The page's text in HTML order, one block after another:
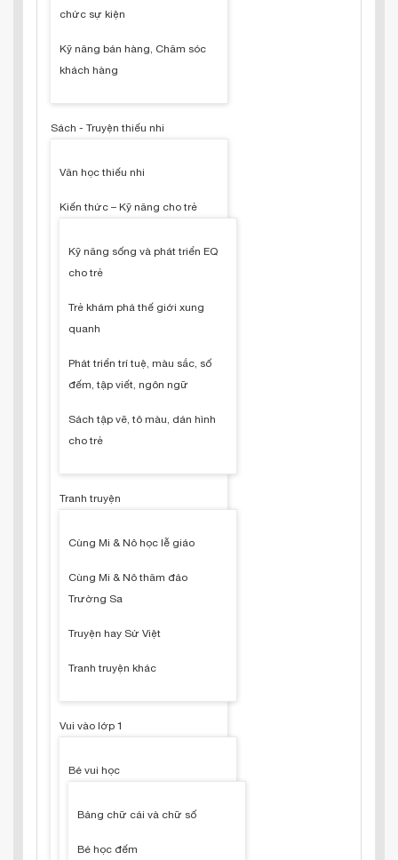
chức sự kiện
Kỹ năng bán hàng, Chăm sóc
khách hàng
Sách - Truyện thiếu nhi
Văn học thiếu nhi
Kiến thức – Kỹ năng cho trẻ
Kỹ năng sống và phát triển EQ
cho trẻ
Trẻ khám phá thế giới xung
quanh
Phát triển trí tuệ, màu sắc, số
đếm, tập viết, ngôn ngữ
Sách tập vẽ, tô màu, dán hình
cho trẻ
Tranh truyện
Cùng Mi & Nô học lễ giáo
Cùng Mi & Nô thăm đảo
Trường Sa
Truyện hay Sử Việt
Tranh truyện khác
Vui vào lớp 1
Bé vui học
Bảng chữ cái và chữ số
Bé học đếm